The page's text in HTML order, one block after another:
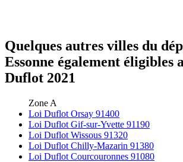
Quelques autres villes du
Essonne également éligibles
Duflot 2021
Zone A
Loi Duflot Orsay 91400
Loi Duflot Gif-sur-Yvette 91190
Loi Duflot Wissous 91320
Loi Duflot Chilly-Mazarin 91380
Loi Duflot Courcouronnes 91080